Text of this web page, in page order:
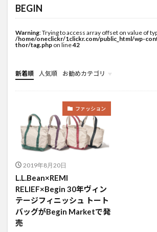
BEGIN
Warning: Trying to access array offset on value of
/home/oneclickr/1clickr.com/public_html/wp-
thor/tag.php on line42
新着順 人気順 お勧めカテゴリ
未分類
ファッション
2019年8月20日
L.L.Bean×REMI
RELIEF×Begin 30年ヴィン
テージフィニッシュ トート
バッグがBegin Marketで発
売